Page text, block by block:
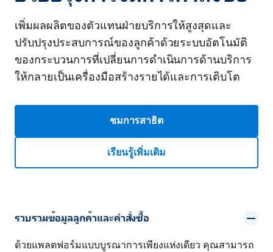
เพิ่มผลผลิตของตัวแทนฝ่ายบริการให้สูงสุดและ
ปรับปรุงประสบการณ์ของลูกค้าด้วยระบบอัตโนมัติ
ของกระบวนการที่เปลี่ยนการดำเนินการด้านบริการ
ให้กลายเป็นเครื่องมือสร้างรายได้และการเติบโต
ชมการสาธิต
เรียนรู้เพิ่มเติม
รวบรวมข้อมูลลูกค้าและคำสั่งซื้อ
ด้วยแพลตฟอร์มแบบบูรณาการเพียงแห่งเดียว คุณสามารถ